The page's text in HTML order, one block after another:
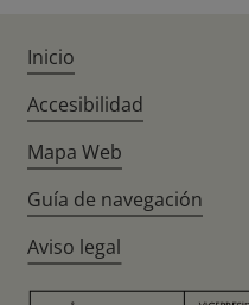
Inicio
Accesibilidad
Mapa Web
Guía de navegación
Aviso legal